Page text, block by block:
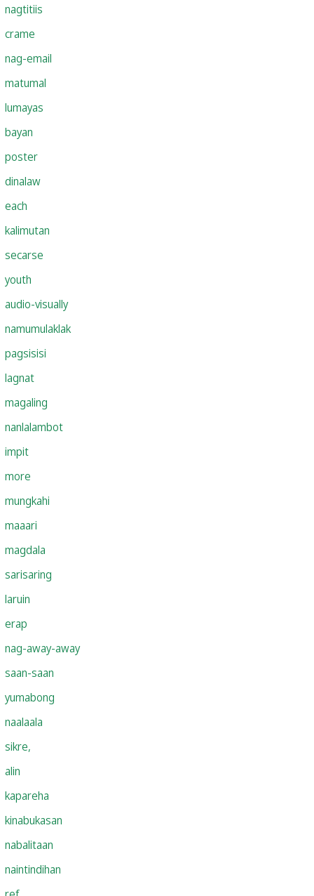
nagtitiis
crame
nag-email
matumal
lumayas
bayan
poster
dinalaw
each
kalimutan
secarse
youth
audio-visually
namumulaklak
pagsisisi
lagnat
magaling
nanlalambot
impit
more
mungkahi
maaari
magdala
sarisaring
laruin
erap
nag-away-away
saan-saan
yumabong
naalaala
sikre,
alin
kapareha
kinabukasan
nabalitaan
naintindihan